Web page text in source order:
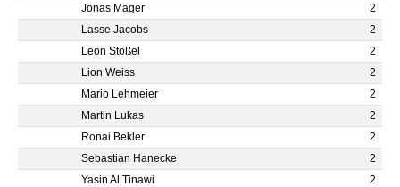
Jonas Mager
2
Lasse Jacobs
2
Leon Stößel
2
Lion Weiss
2
Mario Lehmeier
2
Martin Lukas
2
Ronai Bekler
2
Sebastian Hanecke
2
Yasin Al Tinawi
2